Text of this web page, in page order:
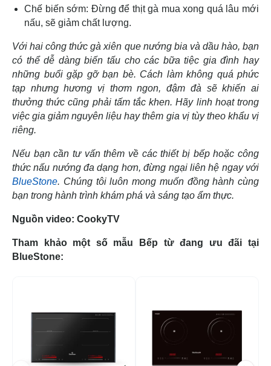
Chế biến sớm: Đừng để thịt gà mua xong quá lâu mới
nấu, sẽ giảm chất lượng.
Với hai công thức gà xiên que nướng bia và dầu hào, bạn
có thể dễ dàng biến tấu cho các bữa tiệc gia đình hay
những buổi gặp gỡ bạn bè. Cách làm không quá phức
tạp nhưng hương vị thơm ngon, đậm đà sẽ khiến ai
thưởng thức cũng phải tấm tắc khen. Hãy linh hoạt trong
việc gia giảm nguyên liệu hay thêm gia vị tùy theo khẩu vị
riêng.
Nếu bạn cần tư vấn thêm về các thiết bị bếp hoặc công
thức nấu nướng đa dạng hơn, đừng ngại liên hệ ngay với
BlueStone. Chúng tôi luôn mong muốn đồng hành cùng
bạn trong hành trình khám phá và sáng tạo ẩm thực.
Nguồn video: CookyTV
Tham khảo một số mẫu Bếp từ đang ưu đãi tại
BlueStone: